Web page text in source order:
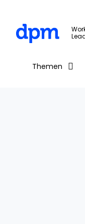
Skip to main content
Themen